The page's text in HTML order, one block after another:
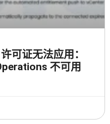
可证无法应用：
不可用